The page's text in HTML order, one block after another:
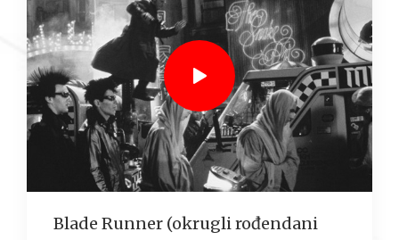
Blade Runner (okrugli rođendani